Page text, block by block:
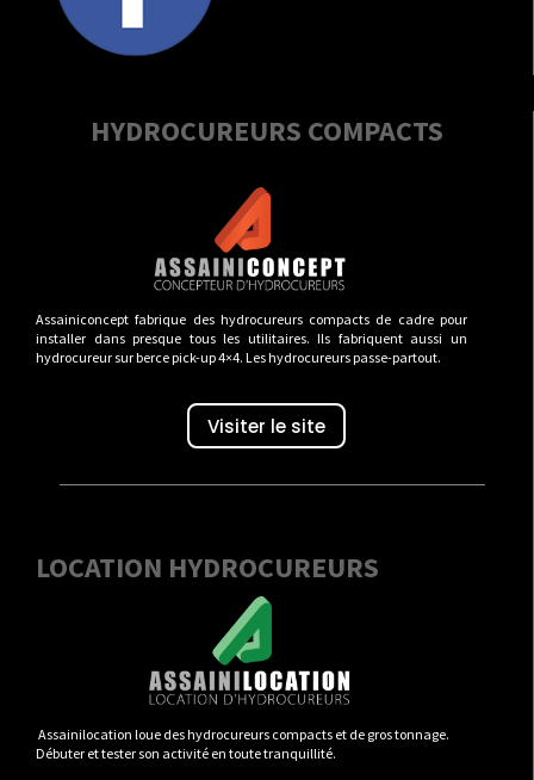
HYDROCUREURS COMPACTS
Assainiconcept fabrique des hydrocureurs compacts de cadre pour
installer dans presque tous les utilitaires. Ils fabriquent aussi un
hydrocureur sur berce pick-up 4×4. Les hydrocureurs passe-partout.
Visiter le site
LOCATION HYDROCUREURS
Assainilocation loue des hydrocureurs compacts et de gros tonnage.
Débuter et tester son activité en toute tranquillité.